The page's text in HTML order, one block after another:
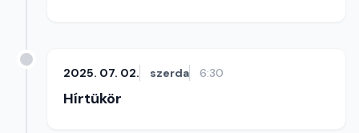
2025. 07. 02. szerda 6:30
Hírtükör